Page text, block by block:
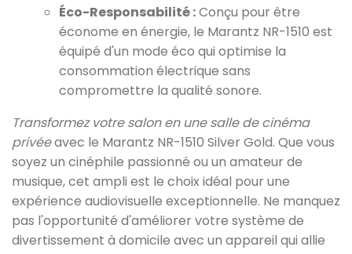
Éco-Responsabilité :Conçu pour être
économe en énergie, le Marantz NR-1510 est
équipé d'un mode éco qui optimise la
consommation électrique sans
compromettre la qualité sonore.
Transformez votre salon en une salle de cinéma
privéeavec le Marantz NR-1510 Silver Gold. Que vous
soyez un cinéphile passionné ou un amateur de
musique, cet ampli est le choix idéal pour une
expérience audiovisuelle exceptionnelle. Ne manquez
pas l'opportunité d'améliorer votre système de
divertissement à domicile avec un appareil qui allie